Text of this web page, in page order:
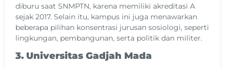
diburu saat SNMPTN, karena memiliki akreditasi A
sejak 2017. Selain itu, kampus ini juga menawarkan
beberapa pilihan konsentrasi jurusan sosiologi, seperti
lingkungan, pembangunan, serta politik dan militer.
3. Universitas Gadjah Mada